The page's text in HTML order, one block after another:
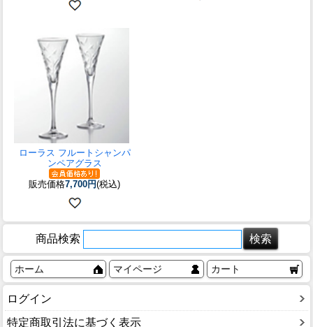
ローラス フルートシャンパ
ンペアグラス
販売価格7,700円(税込)
商品検索
ホーム マイページ カート
ログイン
特定商取引法に基づく表示